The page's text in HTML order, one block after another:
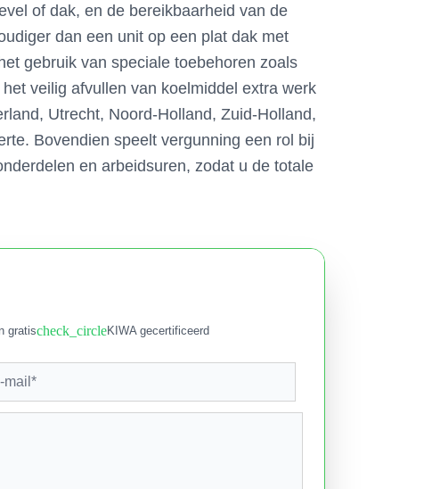
of dak, en de bereikbaarheid van de
dan een unit op een plat dak met
gebruik van speciale toebehoren zoals
veilig afvullen van koelmiddel extra werk
Utrecht, Noord-Holland, Zuid-Holland,
Bovendien speelt vergunning een rol bij
en arbeidsuren, zodat u de totale
gratischeck_circleKIWA gecertificeerd